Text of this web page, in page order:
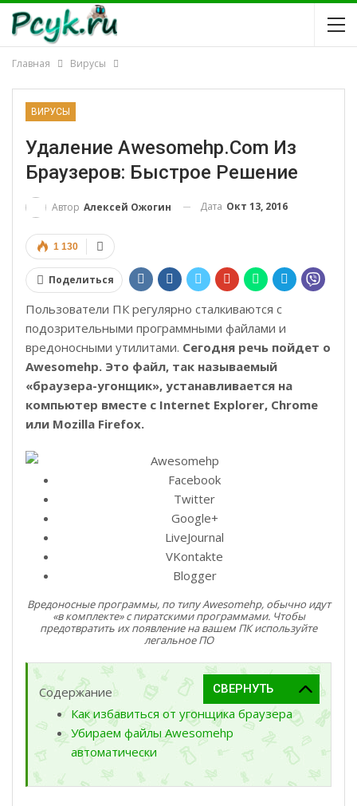
Главная Вирусы
ВИРУСЫ
Удаление Awesomehp.com Из
Браузеров: Быстрое Решение
Автор Алексей Ожогин Дата Окт 13, 2016
1 130
Поделиться
Пользователи ПК регулярно сталкиваются с
подозрительными программными файлами и
вредоносными утилитами. Сегодня речь пойдет о
Awesomehp. Это файл, так называемый
«браузера-угонщик», устанавливается на
компьютер вместе с Internet Explorer, Chrome
или Mozilla Firefox.
Facebook
Twitter
Google+
LiveJournal
VKontakte
Blogger
Вредоносные программы, по типу Awesomehp, обычно идут
«в комплекте» с пиратскими программами. Чтобы
предотвратить их появление на вашем ПК используйте
легальное ПО
Содержание
Как избавиться от угонщика браузера
Убираем файлы Awesomehp
автоматически